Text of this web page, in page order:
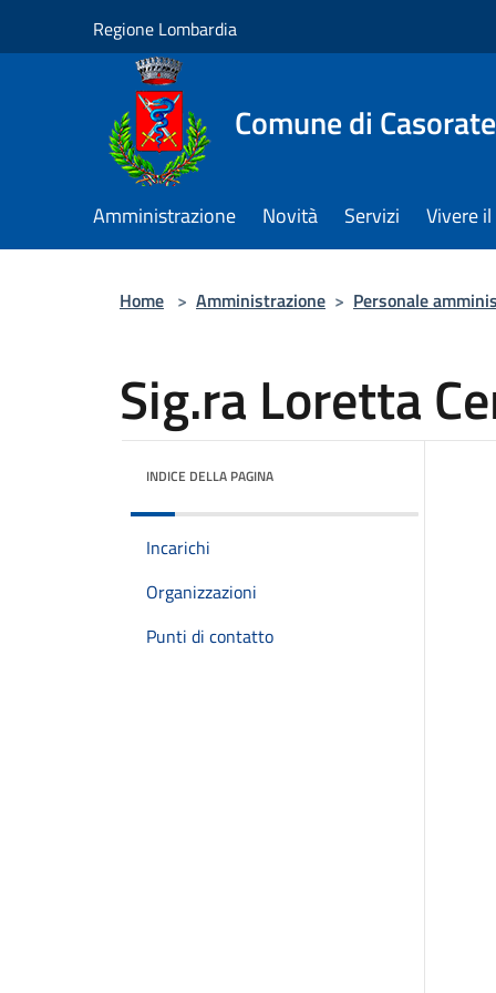
Regione Lombardia
Comune di
Amministrazione Novità Servizi Vivere
Home > Amministrazione > Personale
Sig.ra Loretta
INDICE DELLA PAGINA
Incarichi
Organizzazioni
Punti di contatto